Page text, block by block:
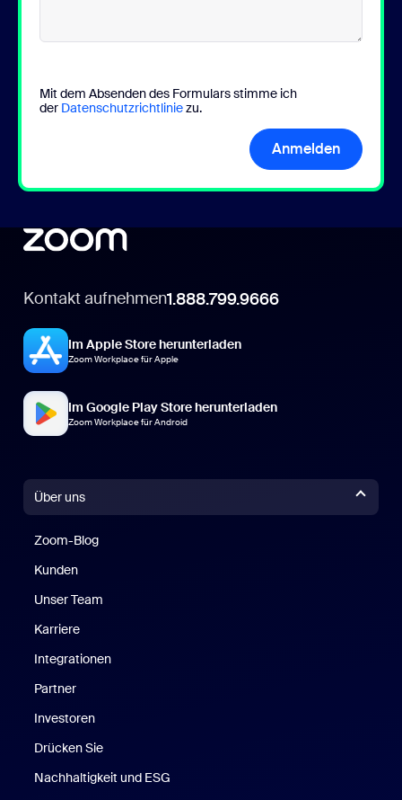
Mit dem Absenden des Formulars stimme ich
der Datenschutzrichtliniezu.
Anmelden
Kontakt aufnehmen1.888.799.9666
Im Apple Store herunterladen
Zoom Workplace für Apple
Im Google Play Store herunterladen
Zoom Workplace für Android
Über uns
Zoom-Blog
Kunden
Unser Team
Karriere
Integrationen
Partner
Investoren
Drücken Sie
Nachhaltigkeit und ESG